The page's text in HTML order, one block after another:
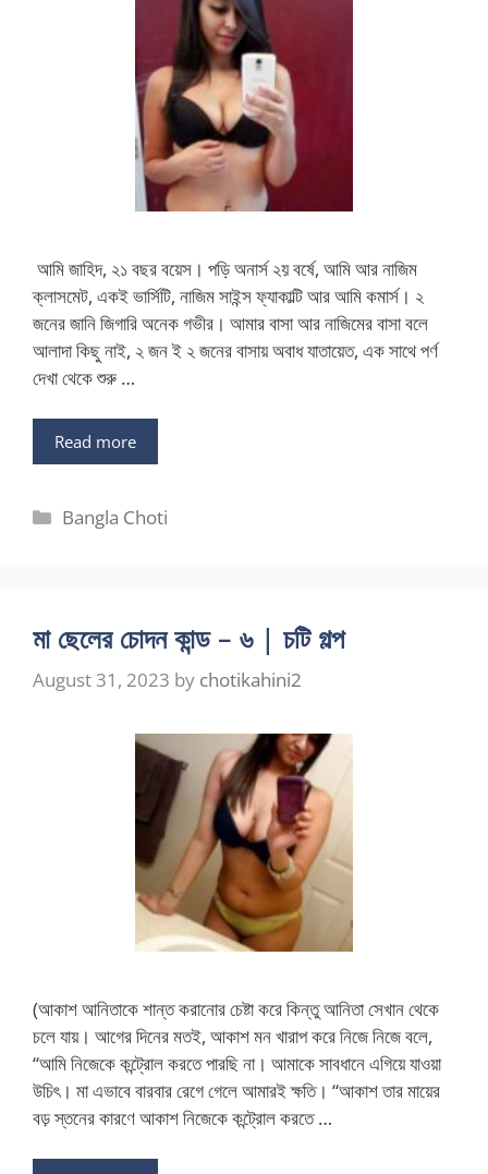
আমি জাহিদ, ২১ বছর বয়েস। পড়ি অনার্স ২য় বর্ষে, আমি আর নাজিম
ক্লাসমেট, একই ভার্সিটি, নাজিম সাইন্স ফ্যাকাল্টি আর আমি কমার্স। ২
জনের জানি জিগারি অনেক গভীর। আমার বাসা আর নাজিমের বাসা বলে
আলাদা কিছু নাই, ২ জন ই ২ জনের বাসায় অবাধ যাতায়েত, এক সাথে পর্ণ
দেখা থেকে শুরু …
Read more
Categories
Bangla Choti
মা ছেলের চোদন কান্ড – ৬ | চটি গল্প
August 31, 2023 by chotikahini2
(আকাশ আনিতাকে শান্ত করানোর চেষ্টা করে কিন্তু আনিতা সেখান থেকে
চলে যায়। আগের দিনের মতই, আকাশ মন খারাপ করে নিজে নিজে বলে,
“আমি নিজেকে কন্ট্রোল করতে পারছি না। আমাকে সাবধানে এগিয়ে যাওয়া
উচিৎ। মা এভাবে বারবার রেগে গেলে আমারই ক্ষতি। “আকাশ তার মায়ের
বড় স্তনের কারণে আকাশ নিজেকে কন্ট্রোল করতে …